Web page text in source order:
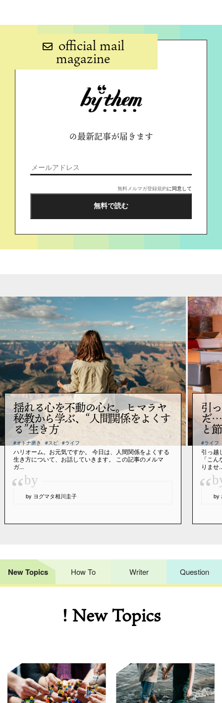
official mail
magazine
の最新記事が届きます
無料メルマガ登録規約に同意して
揺れる心を不動の心に。ヒマラヤ
秘教から学ぶ、“人間関係をよくす
る”生き方
#オトナ磨き #スピ #ライフ
ハリオーム。お元気ですか。 今日は、人間関係をよくする
生き方について、お話していきます。 この記事のメルマ
ガ...
“by
by ヨグマタ相川圭子
引
だ…
と
#ライフ
引っ越
「こ
りませ
“ by
New Topics How To Writer Question
! New Topics